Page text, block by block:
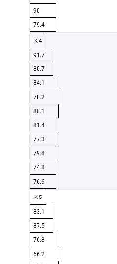
90
79.4
K 4
91.7
80.7
84.1
78.2
80.1
81.4
77.3
79.8
74.8
76.6
K 5
83.1
87.5
76.8
66.2